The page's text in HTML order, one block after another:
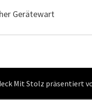
Gerätewart
Mit Stolz präsentiert